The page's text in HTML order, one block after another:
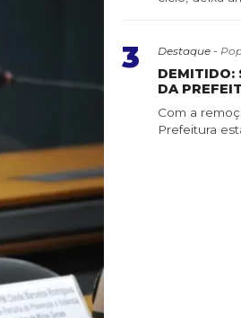
3 Destaque -
DEMITIDO:
DA
Com a
Prefeitura